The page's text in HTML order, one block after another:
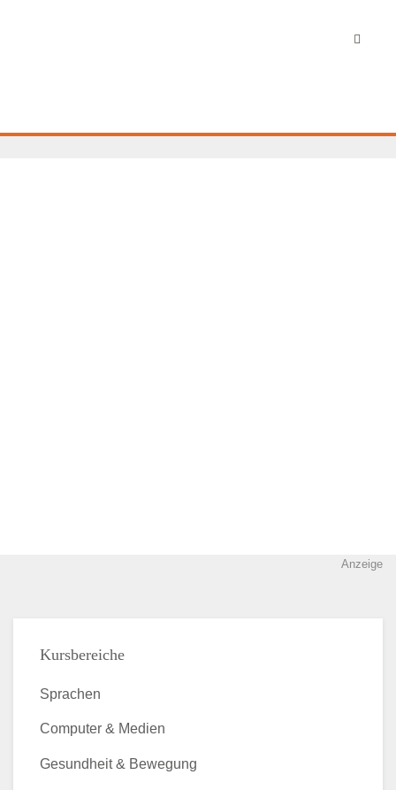
Anzeige
Kursbereiche
Sprachen
Computer & Medien
Gesundheit & Bewegung